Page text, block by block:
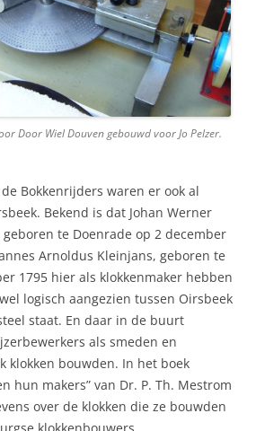
Door Wiel Douven gebouwd voor Jo Pelzer.
Bokkenrijders waren er ook al
Bekend is dat Johan Werner
geboren te Doenrade op 2 december
Arnoldus Kleinjans, geboren te
1795 hier als klokkenmaker hebben
logisch aangezien tussen Oirsbeek
staat. En daar in de buurt
als smeden en
klokken bouwden. In het boek
hun makers” van Dr. P. Th. Mestrom
over de klokken die ze bouwden